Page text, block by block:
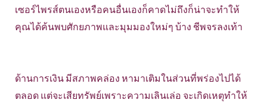
เซอร์ไพรส์ตนเองหรือคนอื่นเองก็คาดไม่ถึงก็น่าจะทำให้
คุณได้ค้นพบศักยภาพและมุมมองใหม่ๆ บ้าง ชีพจรลงเท้า
ด้านการเงิน มีสภาพคล่อง หามาเติมในส่วนที่พร่องไปได้
ตลอด แต่จะเสียทรัพย์เพราะความเลินเล่อ จะเกิดเหตุทำให้